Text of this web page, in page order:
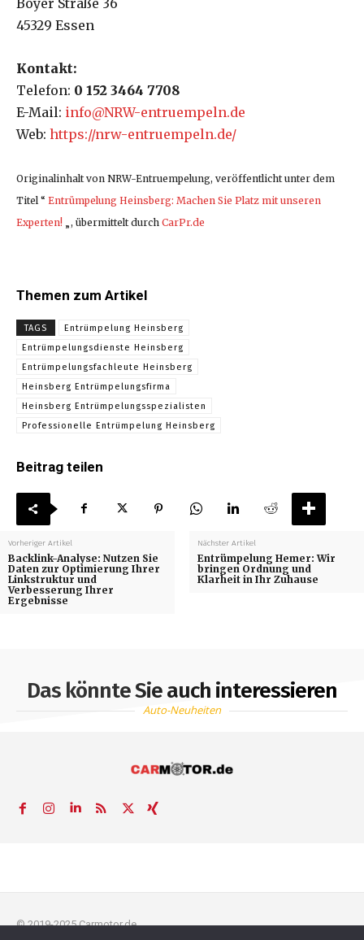
45329 Essen
Kontakt:
Telefon: 0 152 3464 7708
E-Mail: info@NRW-entruempeln.de
Web: https://nrw-entruempeln.de/
Originalinhalt von NRW-Entruempelung, veröffentlicht unter dem
Titel “ Entrümpelung Heinsberg: Machen Sie Platz mit unseren
Experten! „, übermittelt durch CarPr.de
Themen zum Artikel
TAGS
Entrümpelung Heinsberg
Entrümpelungsdienste Heinsberg
Entrümpelungsfachleute Heinsberg
Heinsberg Entrümpelungsfirma
Heinsberg Entrümpelungsspezialisten
Professionelle Entrümpelung Heinsberg
Beitrag teilen
Vorheriger Artikel
Backlink-Analyse: Nutzen Sie
Daten zur Optimierung Ihrer
Linkstruktur und
Verbesserung Ihrer
Ergebnisse
Nächster Artikel
Entrümpelung Hemer: Wir
bringen Ordnung und
Klarheit in Ihr Zuhause
Das könnte Sie auch interessieren
Auto-Neuheiten
© 2019-2025 Carmotor.de